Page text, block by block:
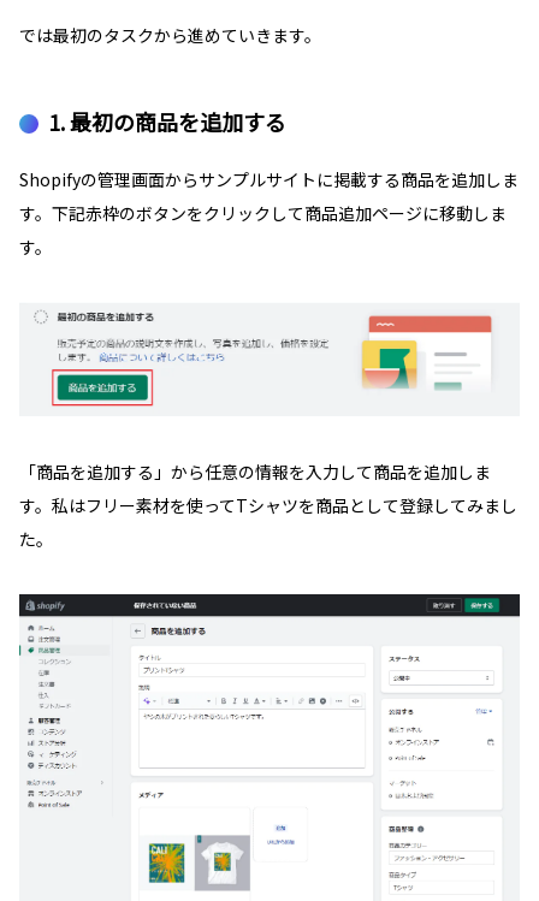
では最初のタスクから進めていきます。
1. 最初の商品を追加する
Shopifyの管理画面からサンプルサイトに掲載する商品を追加しま
す。下記赤枠のボタンをクリックして商品追加ページに移動しま
す。
「商品を追加する」から任意の情報を入力して商品を追加しま
す。私はフリー素材を使ってTシャツを商品として登録してみまし
た。